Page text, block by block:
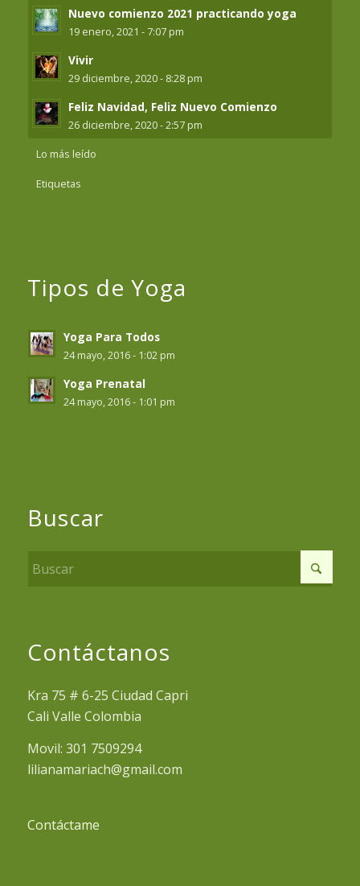
Nuevo comienzo 2021 practicando yoga
19 enero, 2021 - 7:07 pm
Vivir
29 diciembre, 2020 - 8:28 pm
Feliz Navidad, Feliz Nuevo Comienzo
26 diciembre, 2020 - 2:57 pm
Lo más leído
Etiquetas
Tipos de Yoga
Yoga Para Todos
24 mayo, 2016 - 1:02 pm
Yoga Prenatal
24 mayo, 2016 - 1:01 pm
Buscar
Contáctanos
Kra 75 # 6-25 Ciudad Capri
Cali Valle Colombia
Movil: 301 7509294
lilianamariach@gmail.com
Contáctame